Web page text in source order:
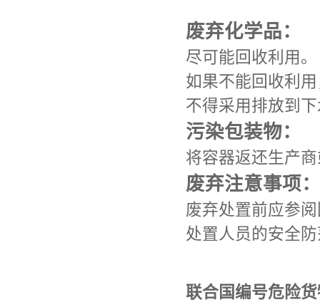
废弃化学品：
尽可能回收利用。
如果不能回收利
不得采用排放到
污染包装物：
将容器返还生产
废弃注意事项：
废弃处置前应参
处置人员的安全
联合国编号危险